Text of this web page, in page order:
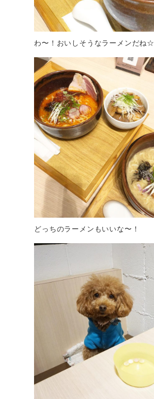
わ〜！おいしそうなラーメンだね☆
どっちのラーメンもいいな〜！